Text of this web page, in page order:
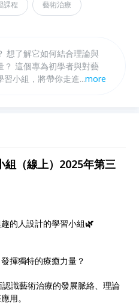
課程 藝術治療
想了解它如何結合理論與
這個專為初學者與對藝
習小組，將帶你走進藝術治
療的魅力與可能性。
...more
組（線上）2025年第三
的人設計的學習小組🌿
揮獨特的療癒力量？
識藝術治療的發展脈絡、理論
用。